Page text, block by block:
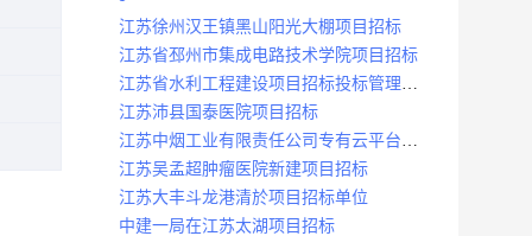
江苏徐州汉王镇黑山阳光大棚项目招标
江苏省邳州市集成电路技术学院项目招标
江苏省水利工程建设项目招标投标管理办
法
江苏沛县国泰医院项目招标
江苏中烟工业有限责任公司专有云平台扩
容项目招标
江苏吴孟超肿瘤医院新建项目招标
江苏大丰斗龙港清於项目招标单位
中建一局在江苏太湖项目招标